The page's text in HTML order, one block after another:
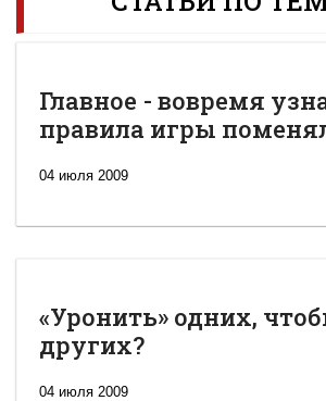
Главное - вовремя
правила игры
04 июля 2009
«Уронить» одних,
других?
04 июля 2009